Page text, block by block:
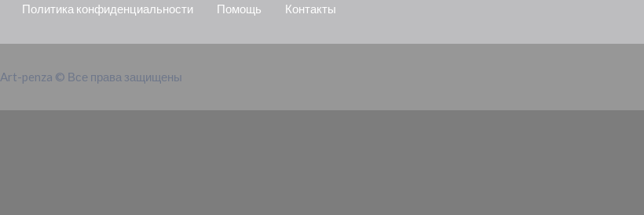
Политика конфиденциальности Помощь Контакты
Art-penza © Все права защищены